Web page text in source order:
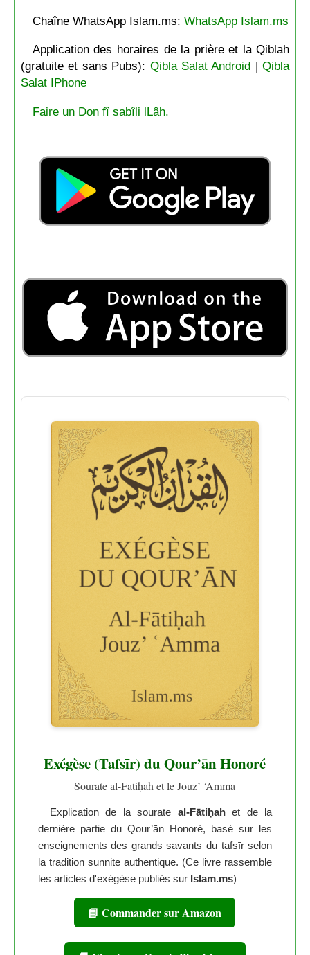
Chaîne WhatsApp Islam.ms: WhatsApp Islam.ms
Application des horaires de la prière et la Qiblah
(gratuite et sans Pubs): Qibla Salat Android |Qibla
Salat IPhone
Faire un Don fî sabîli lLâh.
Exégèse (Tafsīr) du Qour’ān Honoré
Sourate al-Fātiḥah et le Jouz’ ‘Amma
Explication de la sourate al-Fātiḥahet de la
dernière partie du Qour’ān Honoré, basé sur les
enseignements des grands savants du tafsīr selon
la tradition sunnite authentique. (Ce livre rassemble
les articles d'exégèse publiés sur Islam.ms)
📘 Commander sur Amazon